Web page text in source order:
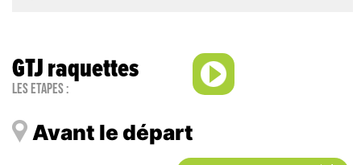
GTJ raquettes
Les étapes :
Avant le départ